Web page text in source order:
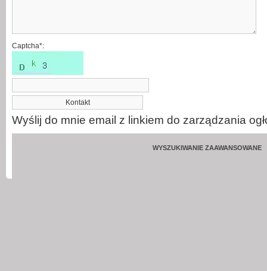
Captcha*:
Wyślij do mnie email z linkiem do zarządzania
WYSZUKIWANIE ZAAWANSOWANE